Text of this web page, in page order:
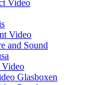
Video
Video
and Sound
Video
Glasboxen